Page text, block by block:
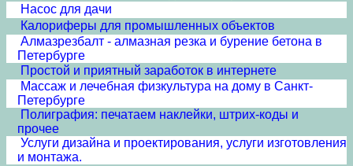
Насос для дачи
Калориферы для промышленных объектов
Алмазрезбалт - алмазная резка и бурение бетона в
Петербурге
Простой и приятный заработок в интернете
Массаж и лечебная физкультура на дому в Санкт-
Петербурге
Полиграфия: печатаем наклейки, штрих-коды и
прочее
Услуги дизайна и проектирования, услуги изготовления
и монтажа.